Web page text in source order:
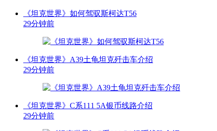
《坦克世界》如何驾驭斯柯达T56
29分钟前
《坦克世界》A39土龟坦克歼击车介绍
29分钟前
《坦克世界》C系111 5A银币线路介绍
29分钟前